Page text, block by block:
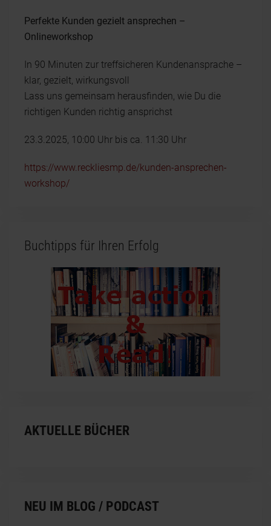
Perfekte Kunden gezielt ansprechen –
Onlineworkshop
In 90 Minuten zur treffsicheren Kundenansprache –
klar, gezielt, wirkungsvoll
Lass uns gemeinsam herausfinden, wie Du die
richtigen Kunden richtig ansprichst
23.3.2025, 10:00 Uhr bis ca. 11:30 Uhr
https://www.reckliesmp.de/kunden-ansprechen-
workshop/
Buchtipps für Ihren Erfolg
AKTUELLE BÜCHER
NEU IM BLOG / PODCAST